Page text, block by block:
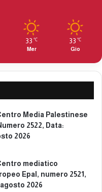
33 ℃
Mer
33 ℃
Gio
Media Palestinese
2522, Data:
2026
mediatico
Epal, numero 2521,
2026